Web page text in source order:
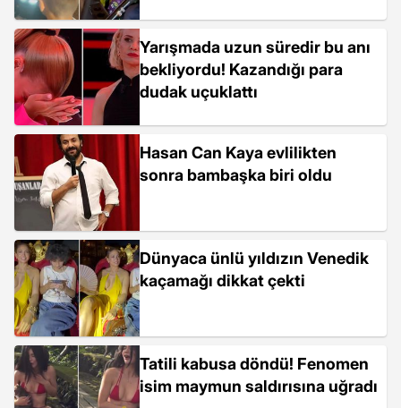
Yarışmada uzun süredir bu anı
bekliyordu! Kazandığı para
dudak uçuklattı
Hasan Can Kaya evlilikten
sonra bambaşka biri oldu
Dünyaca ünlü yıldızın Venedik
kaçamağı dikkat çekti
Tatili kabusa döndü! Fenomen
isim maymun saldırısına uğradı